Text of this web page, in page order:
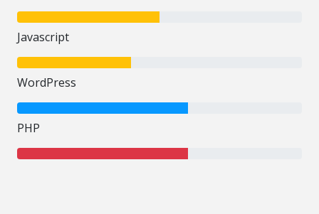
50% Complete
Javascript
40% Complete
WordPress
60% Complete
PHP
60% Complete